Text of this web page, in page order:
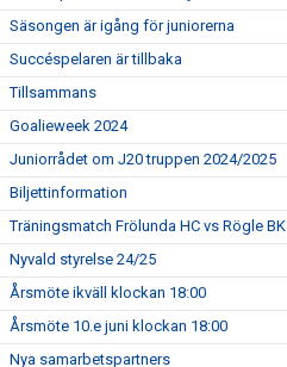
Säsongen är igång för juniorerna
Succéspelaren är tillbaka
Tillsammans
Goalieweek 2024
Juniorrådet om J20 truppen 2024/2025
Biljettinformation
Träningsmatch Frölunda HC vs Rögle BK
Nyvald styrelse 24/25
Årsmöte ikväll klockan 18:00
Årsmöte 10.e juni klockan 18:00
Nya samarbetspartners